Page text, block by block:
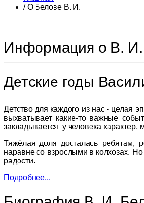
/ О Белове В. И.
Информация о В.
Детские годы
Детство для каждого из нас - целая
выхватывает какие-то важные
закладывается у человека
Тяжёлая доля досталась ребятам,
наравне со взрослыми в колхозах.
радости.
Подробнее...